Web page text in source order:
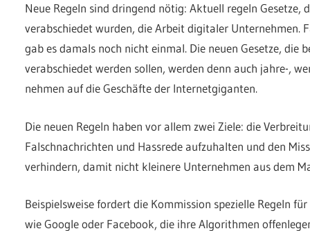
Neue Regeln sind dringend nötig: Aktuell regeln Gesetze,
verabschiedet wurden, die Arbeit digitaler Unternehmen.
gab es damals noch nicht einmal. Die neuen Gesetze, die
verabschiedet werden sollen, werden denn auch jahre-,
nehmen auf die Geschäfte der Internetgiganten.
Die neuen Regeln haben vor allem zwei Ziele: die
Falschnachrichten und Hassrede aufzuhalten und den
verhindern, damit nicht kleinere Unternehmen aus dem
Beispielsweise fordert die Kommission spezielle Regeln
wie Google oder Facebook, die ihre Algorithmen